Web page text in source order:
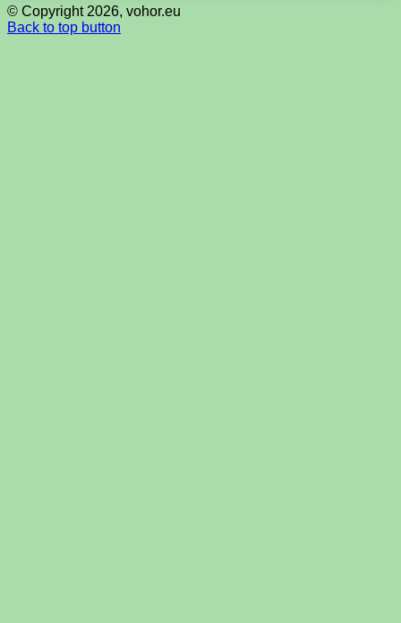
© Copyright 2026, vohor.eu
Back to top button